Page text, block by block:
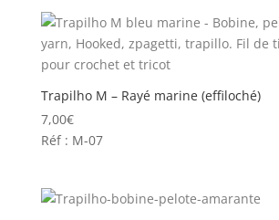
Trapilho M – Rayé marine (effiloché)
7,00€
Réf : M-07